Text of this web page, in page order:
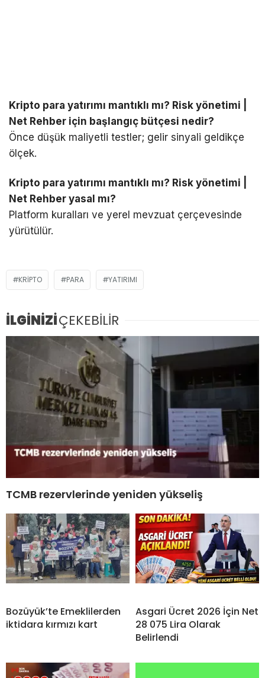
Kripto para yatırımı mantıklı mı? Risk yönetimi |
Net Rehber için başlangıç bütçesi nedir?
Önce düşük maliyetli testler; gelir sinyali geldikçe
ölçek.
Kripto para yatırımı mantıklı mı? Risk yönetimi |
Net Rehber yasal mı?
Platform kuralları ve yerel mevzuat çerçevesinde
yürütülür.
KRIPTO PARA YATIRIMI
İLGİNİZİÇEKEBİLİR
TCMB rezervlerinde yeniden yükseliş
Bozüyük’te Emeklilerden
iktidara kırmızı kart
Asgari Ücret 2026 İçin Net
28 075 Lira Olarak
Belirlendi